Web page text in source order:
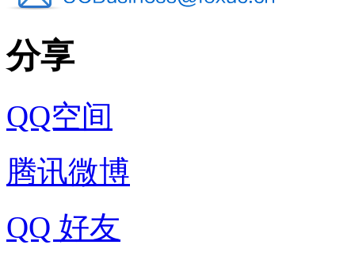
分享
QQ空间
腾讯微博
QQ 好友